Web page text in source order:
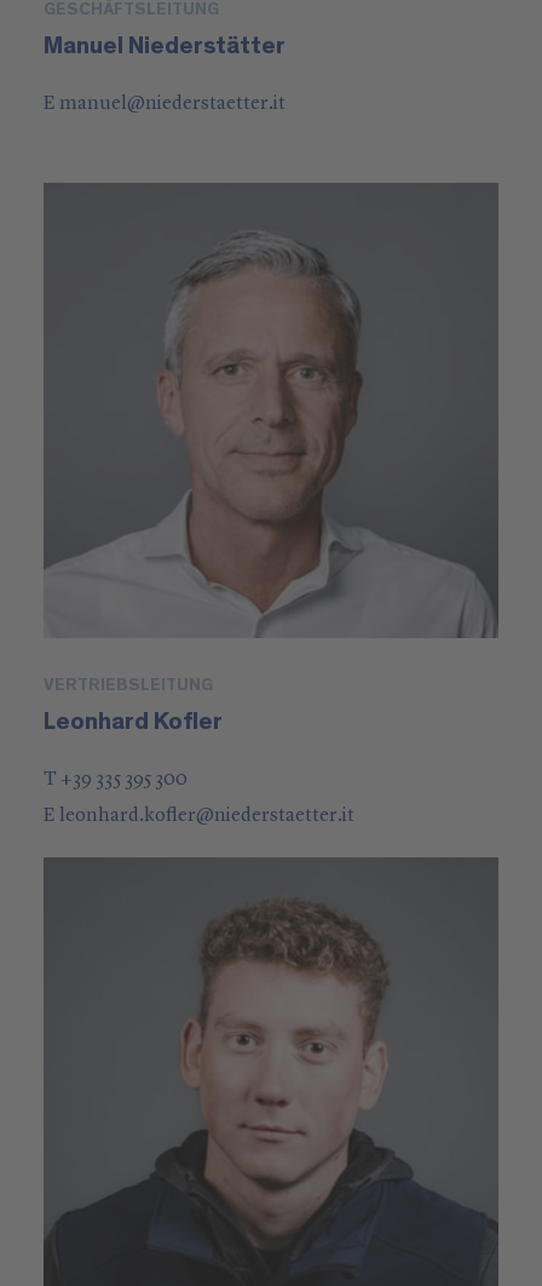
GESCHÄFTSLEITUNG
Manuel Niederstätter
E manuel@niederstaetter.it
VERTRIEBSLEITUNG
Leonhard Kofler
T +39 335 395 300
E leonhard.kofler@niederstaetter.it